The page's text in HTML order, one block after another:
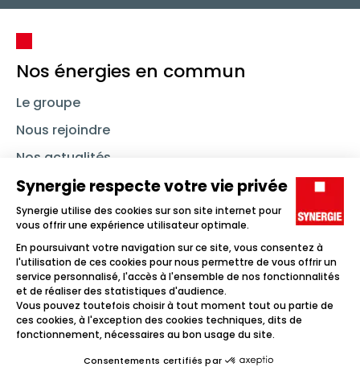
Nos énergies en commun
Le groupe
Nous rejoindre
Nos actualités
Nous contacter
Linkedin SynergieInstagramTikTok Youtube
Trouver un emploi
Icône d'illustration
Candidats
Icône d'illustration
Icône d'illustration